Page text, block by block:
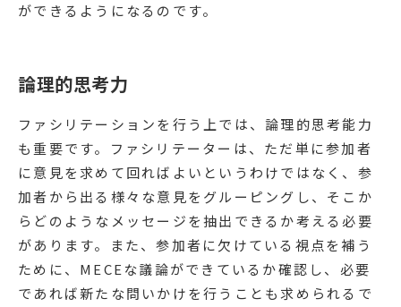
ができるようになるのです。
論理的思考力
ファシリテーションを行う上では、論理的思考能力
も重要です。ファシリテーターは、ただ単に参加者
に意見を求めて回ればよいというわけではなく、参
加者から出る様々な意見をグルーピングし、そこか
らどのようなメッセージを抽出できるか考える必要
があります。また、参加者に欠けている視点を補う
ために、MECEな議論ができているか確認し、必要
であれば新たな問いかけを行うことも求められるで